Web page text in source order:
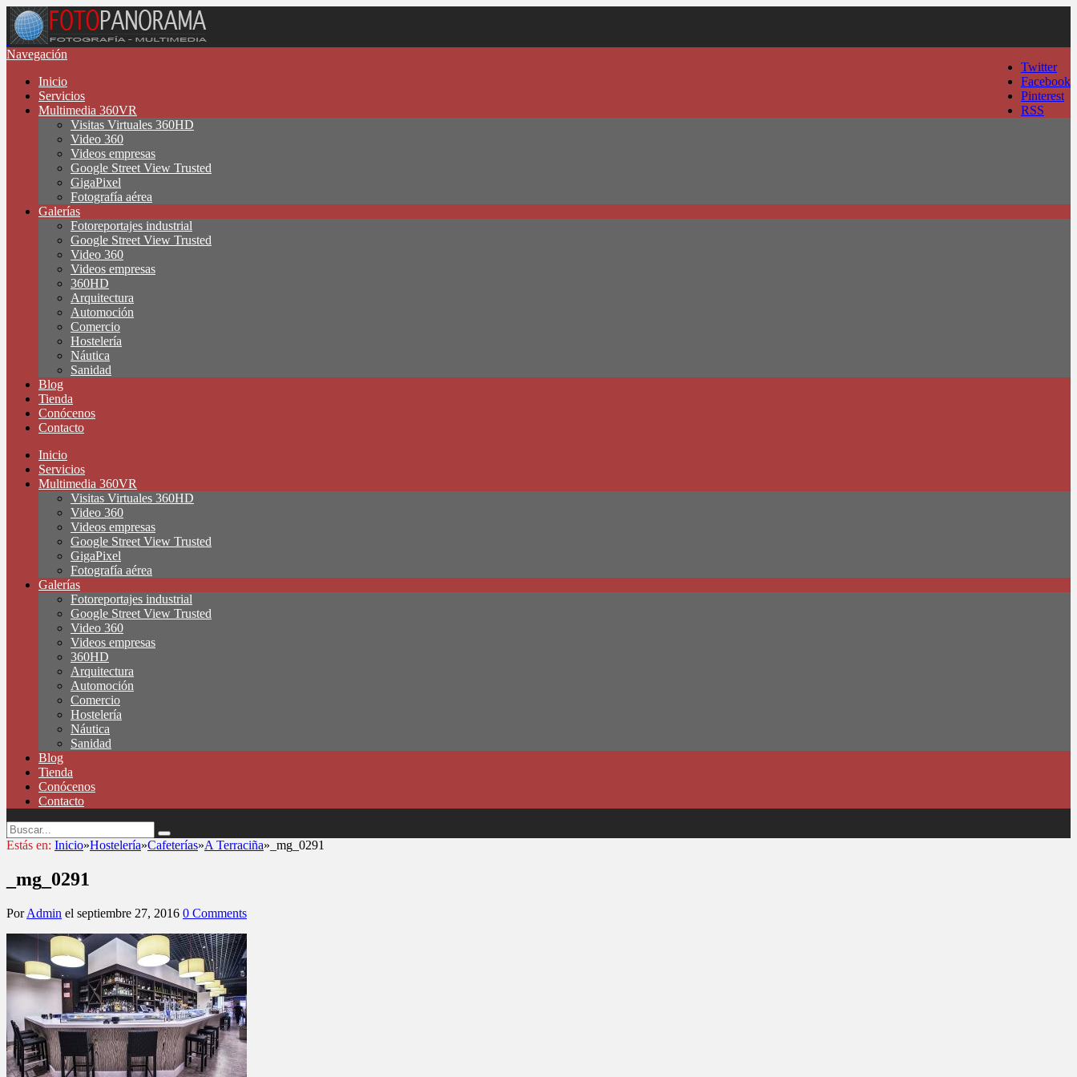
Twitter
Facebook
Pinterest
RSS
Navegación
Inicio
Servicios
Multimedia 360VR
Visitas Virtuales 360HD
Video 360
Videos empresas
Google Street View Trusted
GigaPixel
Fotografía aérea
Galerías
Fotoreportajes industrial
Google Street View Trusted
Video 360
Videos empresas
360HD
Arquitectura
Automoción
Comercio
Hostelería
Náutica
Sanidad
Blog
Tienda
Conócenos
Contacto
Inicio
Servicios
Multimedia 360VR
Visitas Virtuales 360HD
Video 360
Videos empresas
Google Street View Trusted
GigaPixel
Fotografía aérea
Galerías
Fotoreportajes industrial
Google Street View Trusted
Video 360
Videos empresas
360HD
Arquitectura
Automoción
Comercio
Hostelería
Náutica
Sanidad
Blog
Tienda
Conócenos
Contacto
Estás en: Inicio»Hostelería»Cafeterías»A Terraciña» _mg_0291
_mg_0291
PorAdmin el septiembre 27, 2016 0 Comments